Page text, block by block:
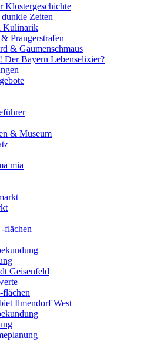
Klostergeschichte
Zeiten
Kulinarik
Prangerstrafen
& Gaumenschmaus
Der Bayern Lebenselixier?
& Museum
mia
flächen
Geisenfeld
flächen
Ilmendorf West